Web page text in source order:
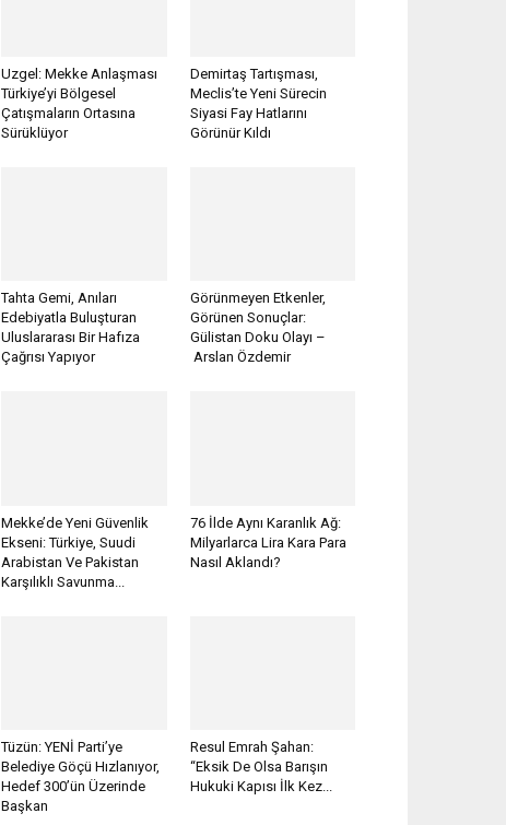
Uzgel: Mekke Anlaşması
Türkiye’yi Bölgesel
Çatışmaların Ortasına
Sürüklüyor
Demirtaş Tartışması,
Meclis’te Yeni Sürecin
Siyasi Fay Hatlarını
Görünür Kıldı
Tahta Gemi, Anıları
Edebiyatla Buluşturan
Uluslararası Bir Hafıza
Çağrısı Yapıyor
Görünmeyen Etkenler,
Görünen Sonuçlar:
Gülistan Doku Olayı –
Arslan Özdemir
Mekke’de Yeni Güvenlik
Ekseni: Türkiye, Suudi
Arabistan Ve Pakistan
Karşılıklı Savunma...
76 İlde Aynı Karanlık Ağ:
Milyarlarca Lira Kara Para
Nasıl Aklandı?
Tüzün: YENİ Parti’ye
Belediye Göçü Hızlanıyor,
Hedef 300’ün Üzerinde
Başkan
Resul Emrah Şahan:
“Eksik De Olsa Barışın
Hukuki Kapısı İlk Kez...